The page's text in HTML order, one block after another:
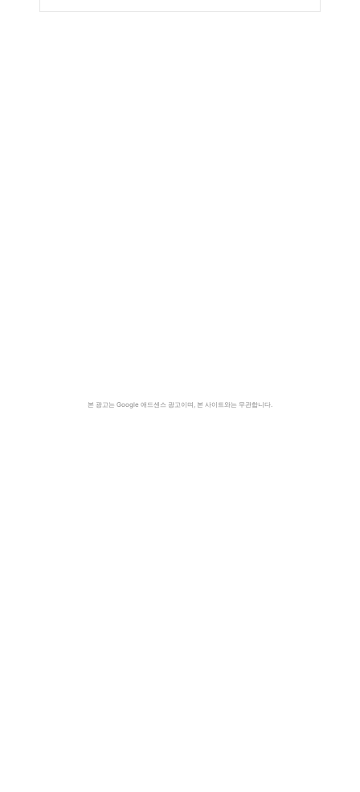
본 광고는 Google 애드센스 광고이며, 본 사이트와는 무관합니다.